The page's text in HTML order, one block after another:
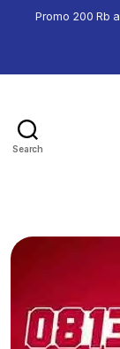
Search
Promo 200 Rb